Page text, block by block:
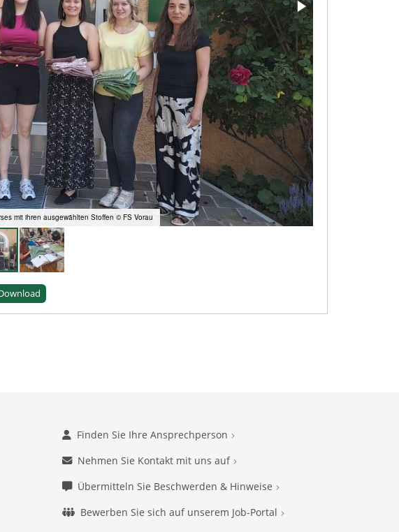
mit ihren ausgewählten Stoffen © FS Vorau
Finden Sie Ihre Ansprechperson
Nehmen Sie Kontakt mit uns auf
Übermitteln Sie Beschwerden & Hinweise
Bewerben Sie sich auf unserem Job-Portal